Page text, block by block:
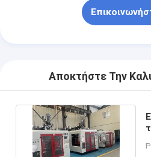
Αποκτήστε Την